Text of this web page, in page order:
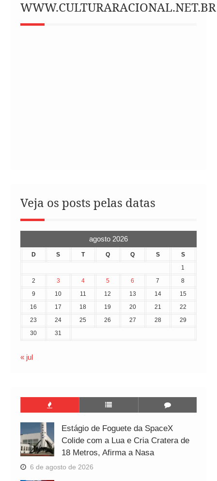
WWW.CULTURARACIONAL.NET.BR
Veja os posts pelas datas
agosto 2026
D S T Q Q S
S
1
2
3 4 5 6 7
8
9
10 11 12 13 14
15
16
17 18 19 20 21
22
23
24 25 26 27 28
29
30
31
« jul
Estágio de Foguete da SpaceX
Colide com a Lua e Cria Cratera de
18 Metros, Afirma a Nasa
6 de agosto de 2026